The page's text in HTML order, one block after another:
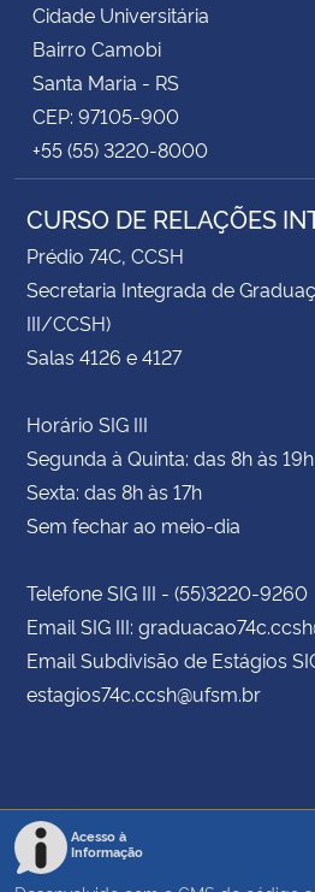
Cidade Universitária
Bairro Camobi
Santa Maria - RS
CEP: 97105-900
+55 (55) 3220-8000
CURSO DE RELAÇÕES
Prédio 74C, CCSH
Secretaria Integrada de
III/CCSH)
Salas 4126 e 4127
Horário SIG III
Segunda à Quinta: das 8h às 19h
Sexta: das 8h às 17h
Sem fechar ao meio-dia
Telefone SIG III - (55)3220-9260
Email SIG III:
Email Subdivisão de Estágios
estagios74c.ccsh@ufsm.br
Acesso à
Informação